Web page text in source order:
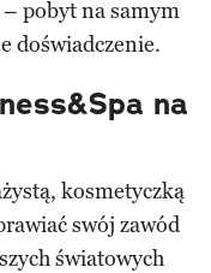
pobyt na samym
doświadczenie.
na
kosmetyczką
swój zawód
światowych